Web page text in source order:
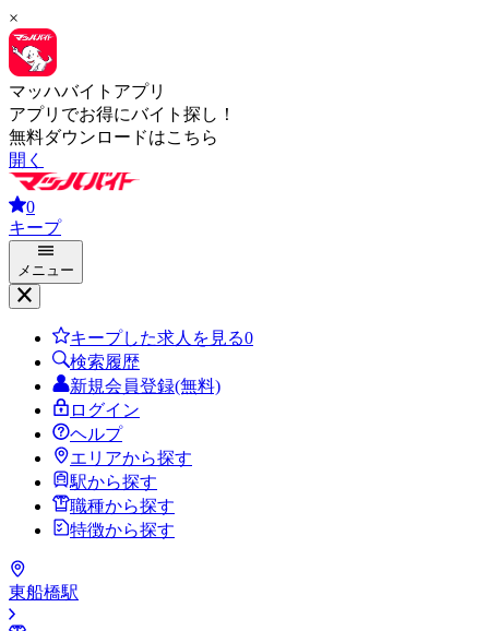
×
マッハバイトアプリ
アプリでお得にバイト探し！
無料ダウンロードはこちら
開く
0
キープ
メニュー
キープした求人を見る0
検索履歴
新規会員登録(無料)
ログイン
ヘルプ
エリアから探す
駅から探す
職種から探す
特徴から探す
東船橋駅